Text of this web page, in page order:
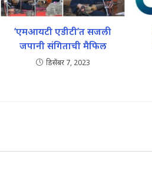
‘एमआयटी एडीटी’त सजली
जपानी संगिताची मैफिल
डिसेंबर 7, 2023